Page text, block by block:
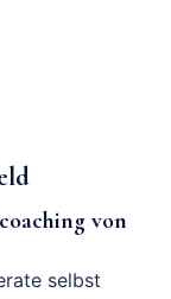
von
selbst